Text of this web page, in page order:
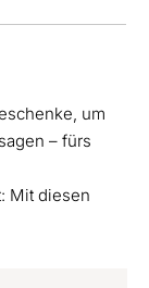
um
– fürs
Mit diesen